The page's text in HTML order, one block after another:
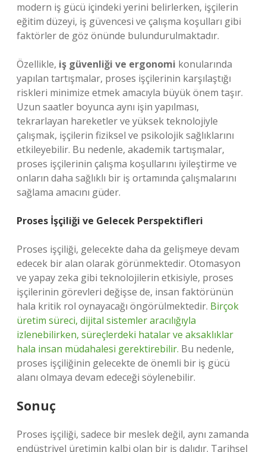
modern iş gücü içindeki yerini belirlerken, işçilerin
eğitim düzeyi, iş güvencesi ve çalışma koşulları gibi
faktörler de göz önünde bulundurulmaktadır.
Özellikle, iş güvenliği ve ergonomi konularında
yapılan tartışmalar, proses işçilerinin karşılaştığı
riskleri minimize etmek amacıyla büyük önem taşır.
Uzun saatler boyunca aynı işin yapılması,
tekrarlayan hareketler ve yüksek teknolojiyle
çalışmak, işçilerin fiziksel ve psikolojik sağlıklarını
etkileyebilir. Bu nedenle, akademik tartışmalar,
proses işçilerinin çalışma koşullarını iyileştirme ve
onların daha sağlıklı bir iş ortamında çalışmalarını
sağlama amacını güder.
Proses İşçiliği ve Gelecek Perspektifleri
Proses işçiliği, gelecekte daha da gelişmeye devam
edecek bir alan olarak görünmektedir. Otomasyon
ve yapay zeka gibi teknolojilerin etkisiyle, proses
işçilerinin görevleri değişse de, insan faktörünün
hala kritik rol oynayacağı öngörülmektedir. Birçok
üretim süreci, dijital sistemler aracılığıyla
izlenebilirken, süreçlerdeki hatalar ve aksaklıklar
hala insan müdahalesi gerektirebilir. Bu nedenle,
proses işçiliğinin gelecekte de önemli bir iş gücü
alanı olmaya devam edeceği söylenebilir.
Sonuç
Proses işçiliği, sadece bir meslek değil, aynı zamanda
endüstriyel üretimin kalbi olan bir iş dalıdır. Tarihsel